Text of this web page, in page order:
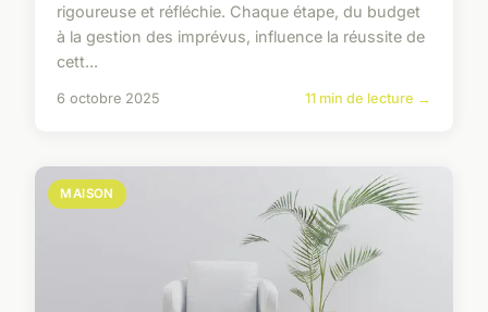
rigoureuse et réfléchie. Chaque étape, du budget
à la gestion des imprévus, influence la réussite de
cett...
6 octobre 2025 11 min de lecture →
MAISON